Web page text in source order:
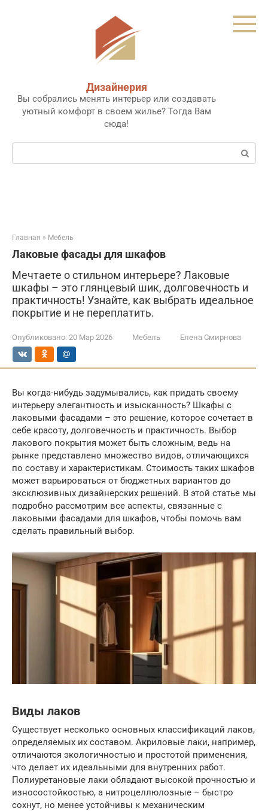
Дизайнерия
Вы собрались менять интерьер или создавать
уютный комфорт в своем жилье? Тогда Вам
сюда!
Поиск:
Главная » Мебель
Лаковые фасады для шкафов
Мечтаете о стильном интерьере? Лаковые
шкафы – это глянцевый шик, долговечность и
практичность! Узнайте, как выбрать идеальное
покрытие и не переплатить.
Опубликовано: 20 Мар 2026 Мебель Елена Смирнова
Вы когда-нибудь задумывались, как придать своему
интерьеру элегантность и изысканность? Шкафы с
лаковыми фасадами – это решение, которое сочетает в
себе красоту, долговечность и практичность. Выбор
лакового покрытия может быть сложным, ведь на
рынке представлено множество видов, отличающихся
по составу и характеристикам. Стоимость таких шкафов
может варьироваться от бюджетных вариантов до
эксклюзивных дизайнерских решений. В этой статье мы
подробно рассмотрим все аспекты, связанные с
лаковыми фасадами для шкафов, чтобы помочь вам
сделать правильный выбор.
Виды лаков
Существует несколько основных классификаций лаков,
определяемых их составом. Акриловые лаки, например,
отличаются экологичностью и простотой применения,
что делает их идеальными для внутренних работ.
Полиуретановые лаки обладают высокой прочностью и
износостойкостью, а нитроцеллюлозные – быстро
сохнут, но менее устойчивы к механическим